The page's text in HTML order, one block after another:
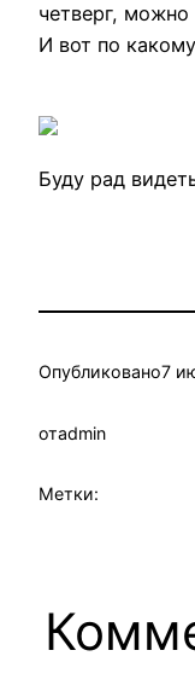
четверг, можно
И вот по
Буду рад
Опубликовано7
отadmin
Метки: